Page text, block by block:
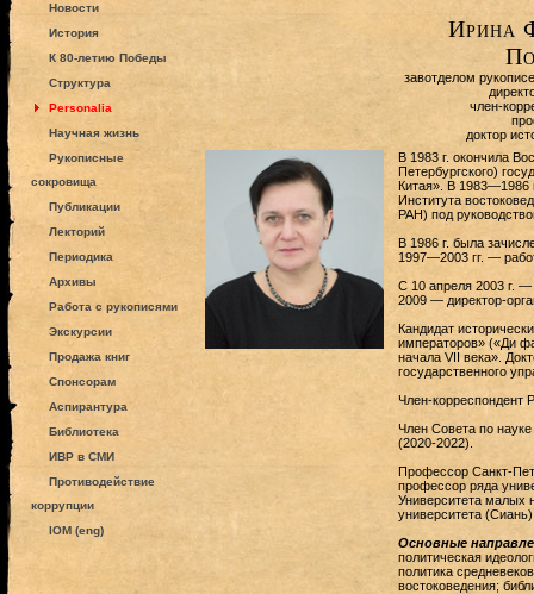
Новости
История
К 80-летию Победы
Структура
Personalia
Научная жизнь
Рукописные
сокровища
Публикации
Лекторий
Периодика
Архивы
Работа с рукописями
Экскурсии
Продажа книг
Спонсорам
Аспирантура
Библиотека
ИВР в СМИ
Противодействие
коррупции
IOM (eng)
Ирина
завотделом
член-
доктор
В 1983 г. окончила
Петербургского)
Китая». В 1983—1986
Института
РАН) под
В 1986 г. была
1997—2003 гг. —
С 10 апреля 2003 г.
2009 — директор-
Кандидат
императоров» («Ди
начала VII века».
государственного
Член-корреспондент
Член Совета по
(2020-2022).
Профессор Санкт-
профессор ряда
Университета малых
университета
Основные
политическая
политика
востоковедения;